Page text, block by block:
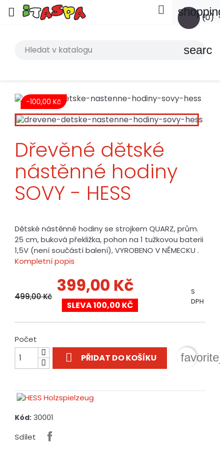
 (0)

search
-100,00 Kč
Dřevěné dětské
nástěnné hodiny
SOVY - HESS
Dětské nástěnné hodiny se strojkem QUARZ, prům.
25 cm, buková překližka, pohon na 1 tužkovou baterii
1,5V (není součástí balení), VYROBENO V NĚMECKU .
Kompletní popis
499,00 Kč
399,00 Kč
SLEVA 100,00 KČ
S
DPH
Počet
 PŘIDAT DO KOŠÍKU
Kód: 30001
Sdílet